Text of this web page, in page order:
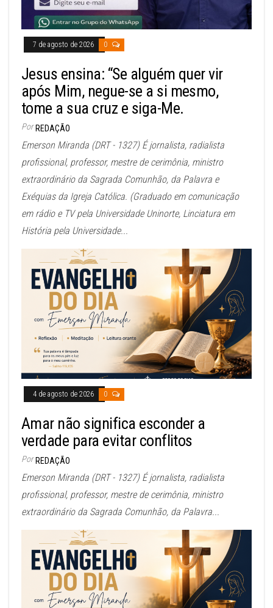
7 de agosto de 2026 0
Jesus ensina: “Se alguém quer vir
após Mim, negue-se a si mesmo,
tome a sua cruz e siga-Me.
Por REDAÇÃO
Emerson Miranda (DRT - 1327) É jornalista, radialista
profissional, professor, mestre de cerimônia, ministro
extraordinário da Sagrada Comunhão, da Palavra e
Exéquias da Igreja Católica. (Graduado em comunicação
em rádio e TV pela Universidade Uninorte, Linciatura em
História pela Universidade...
4 de agosto de 2026 0
Amar não significa esconder a
verdade para evitar conflitos
Por REDAÇÃO
Emerson Miranda (DRT - 1327) É jornalista, radialista
profissional, professor, mestre de cerimônia, ministro
extraordinário da Sagrada Comunhão, da Palavra...